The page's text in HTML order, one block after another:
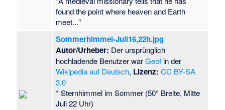
found the point where heaven and Earth
meet..."
Sommerhimmel-Juli16,22h.jpg
Autor/Urheber: Der ursprünglich
hochladende Benutzer warGeof in der
Wikipedia auf Deutsch, Lizenz: CC BY-SA
3.0
* Sternhimmel im Sommer (50° Breite, Mitte
Juli 22 Uhr)